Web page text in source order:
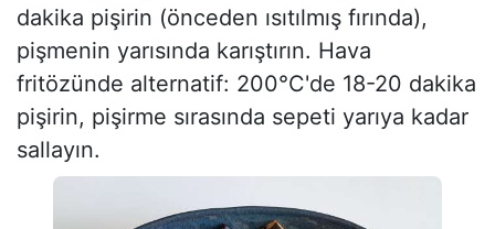
dakika pişirin (önceden ısıtılmış fırında),
pişmenin yarısında karıştırın. Hava
fritözünde alternatif: 200°C'de 18-20 dakika
pişirin, pişirme sırasında sepeti yarıya kadar
sallayın.